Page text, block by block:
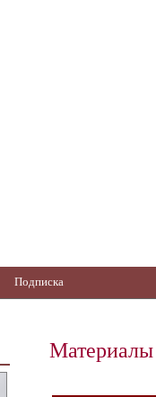
Подписка